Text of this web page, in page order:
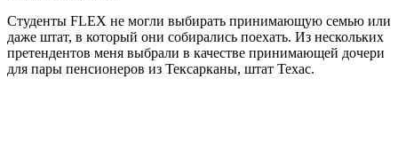
Студенты FLEX не могли выбирать принимающую семью или
даже штат, в который они собирались поехать. Из нескольких
претендентов меня выбрали в качестве принимающей дочери
для пары пенсионеров из Тексарканы, штат Техас.